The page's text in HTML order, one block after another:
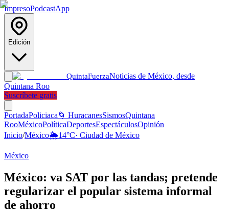
ImpresoPodcastApp
Edición
QuintaFuerzaNoticias de México, desde
Quintana Roo
Suscríbete gratis
PortadaPoliciaca 🌀 HuracanesSismosQuintana
RooMéxicoPolíticaDeportesEspectáculosOpinión
Inicio/México🌦️14°C· Ciudad de México
México
México: va SAT por las tandas; pretende
regularizar el popular sistema informal
de ahorro